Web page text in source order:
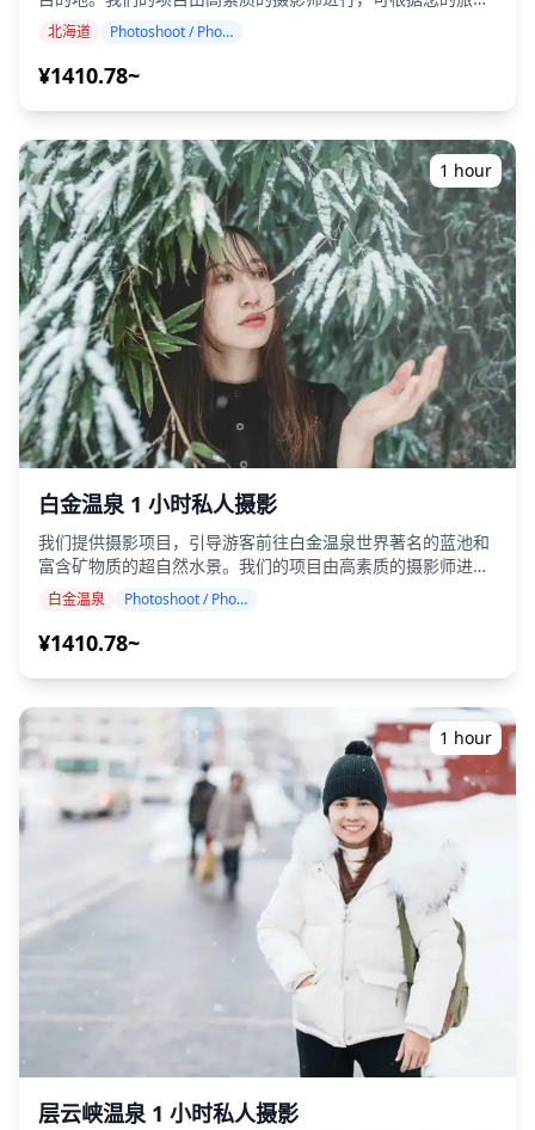
计划进行调整，捕捉自然的构图并确定理想的拍摄地点。（请
与我们分享您喜欢的地点！） 摄影课程可在北海道的任何地方
进行，最多可提前 3 天预订。我们将安排一位会说英语/日语
以选择您最喜欢的 10 张照片进行重新交付。我们将对照片进
行修正，以唤起特定的氛围，如果需要，还可以调整情绪和颜
色。 让我们通过我们的摄影服务捕捉您在北海道的特殊时刻！
◆ 重要信息： ・如果您在预定的会面时间迟到，拍摄时长和
交付的照片数量可能会减少。 ・如果在预定日期前 3 天预测拍
摄地点会下雨，或者在拍摄当天意外下雨，则有三个选择：
（1）重新安排日期和时间，（2）更改地点，或（3）取消拍
摄。 ![](https://assets.hldycdn.com/284b369b-1481-46b4-
810c-2ca93c28f865.png)
北海道 Photoshoot / Photo tour
¥1410.78~
1 hour
白金温泉 1 小时私人摄影
我们提供摄影项目，引导游客前往白金温泉世界著名的蓝池和
富含矿物质的超自然水景。我们的项目由高素质的摄影师进
行，可根据您的旅行计划进行调整，在标志性的钴蓝色蓝池捕
流中以及金色的白桦林走廊的自然构图。 摄影课程可在白金温
说英语/日语的摄影师。 原始的 100 多张照片文件将在一周内
交付，您可以选择您最喜欢的 10 张照片进行重新交付。我们
将对照片进行校正，以唤起超自然的蓝色水氛围，如果需要，
还可以调整情绪和颜色。 让我们通过我们的摄影服务捕捉您在
白金温泉的特殊时刻！ ◆ 重要信息： ・如果您在预定的集合
时间迟到，拍摄时长和交付的照片数量可能会减少。 ・如果在
预定日期前 3 天预测拍摄地点会下雨，或者拍摄当天意外下
雨，则有三个选择：（1）重新安排日期和时间，（2）更改地
点，或（3）取消拍摄。 ![]
(https://assets.hldycdn.com/1494b675-c359-4e76-be2d-
e9b828705dba.png) ![]
(https://assets.hldycdn.com/1934fc1d-c4ae-4044-b4c1-
白金温泉 Photoshoot / Photo tour
¥1410.78~
1 hour
层云峡温泉 1 小时私人摄影